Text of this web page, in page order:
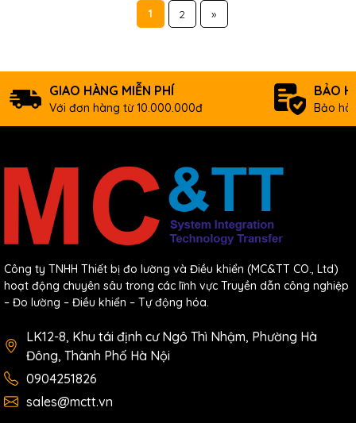
1 2 »
GIAO HÀNG MIỄN PHÍ
Với đơn hàng từ 10.000.000đ
BẢO
Bảo
Công ty TNHH Thiết bị đo lường và Điều khiển (MC&TT CO., Ltd)
hoạt động chuyên sâu trong các lĩnh vực Truyền dẫn công nghiệp
– Đo lường – Điều khiển – Tự động hóa.
LK12-8, Khu tái định cư Ngô Thì Nhậm, Phường Hà
Đông, Thành Phố Hà Nội
0904251826
sales@mctt.vn